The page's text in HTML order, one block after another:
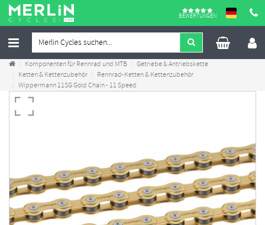
BEWERTUNGEN
Komponenten für Rennrad und MTB
Getriebe & Antriebskette
Ketten & Kettenzubehör
Rennrad-Ketten & Kettenzubehör
Wippermann 11SG Gold Chain - 11 Speed